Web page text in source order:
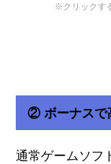
※クリックす
② ボーナスで
通常ゲームソフ